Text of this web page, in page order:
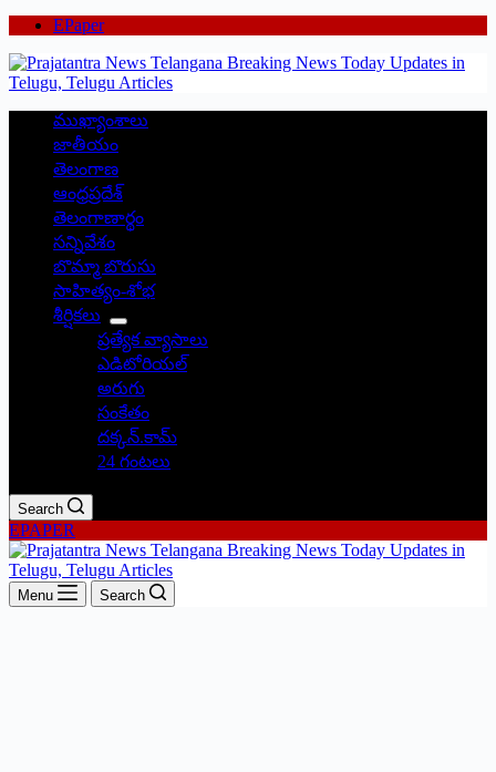
EPaper
ముఖ్యాంశాలు
జాతీయం
తెలంగాణ
ఆంధ్రప్రదేశ్
తెలంగాణార్థం
సన్నివేశం
బొమ్మా బొరుసు
సాహిత్యం-శోభ
శీర్షికలు
ప్రత్యేక వ్యాసాలు
ఎడిటోరియల్
అరుగు
సంకేతం
దక్కన్.కామ్
24 గంటలు
Search
EPAPER
Menu Search